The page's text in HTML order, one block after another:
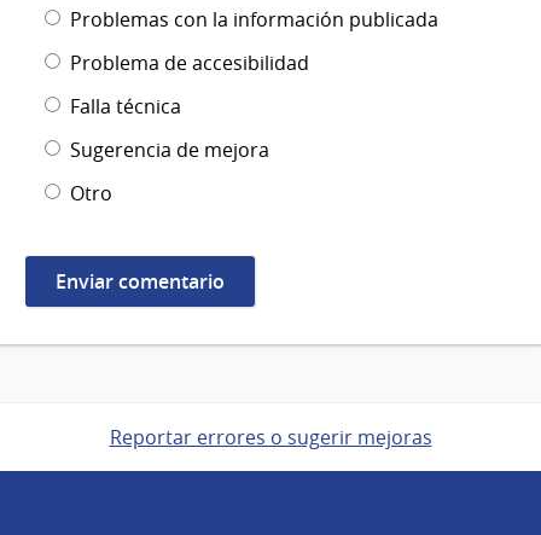
Problemas con la información publicada
Problema de accesibilidad
Falla técnica
Sugerencia de mejora
Otro
Reportar errores o sugerir mejoras